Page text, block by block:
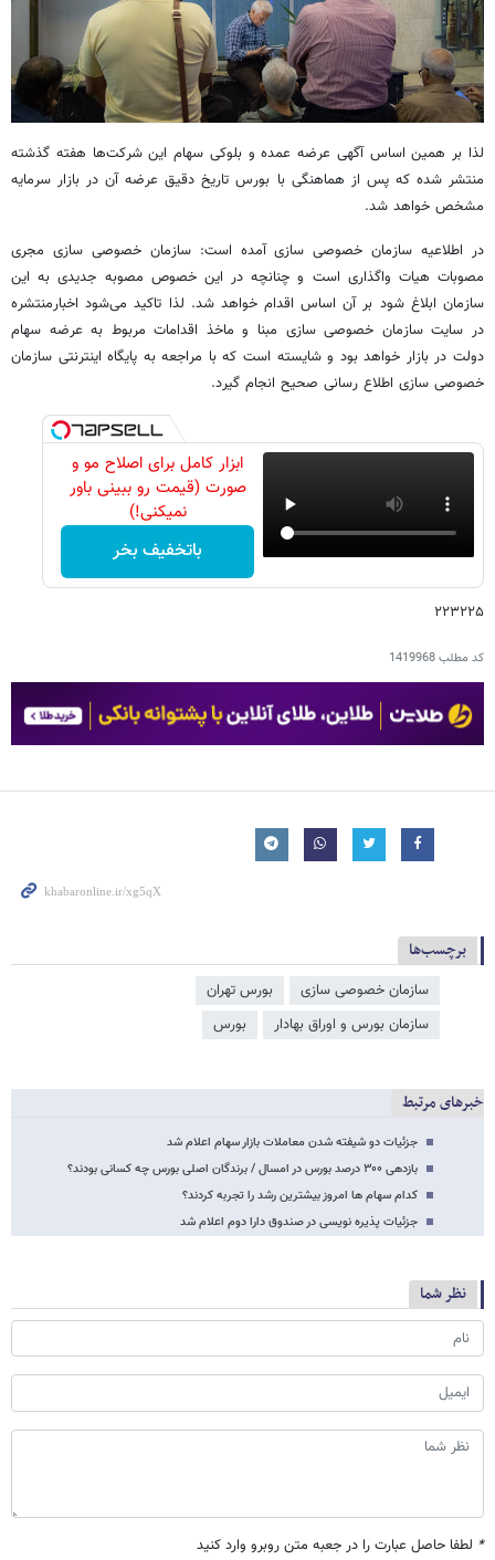
لذا بر همین اساس آگهی عرضه عمده و بلوکی سهام این شرکت‌ها هفته گذشته
منتشر شده که پس از هماهنگی با بورس تاریخ دقیق عرضه آن در بازار سرمایه
مشخص خواهد شد.
در اطلاعیه سازمان خصوصی سازی آمده است: سازمان خصوصی سازی مجری
مصوبات هیات واگذاری است و چنانچه در این خصوص مصوبه جدیدی به این
سازمان ابلاغ شود بر آن اساس اقدام خواهد شد. لذا تاکید می‌شود اخبارمنتشره
در سایت سازمان خصوصی سازی مبنا و ماخذ اقدامات مربوط به عرضه سهام
دولت در بازار خواهد بود و شایسته است که با مراجعه به پایگاه اینترنتی سازمان
خصوصی سازی اطلاع رسانی صحیح انجام گیرد.
ابزار کامل برای اصلاح مو و
صورت (قیمت رو ببینی باور
نمیکنی!)
باتخفیف بخر
۲۲۳۲۲۵
کد مطلب1419968
برچسب‌ها
سازمان خصوصی سازی
بورس تهران
سازمان بورس و اوراق بهادار
بورس
خبرهای مرتبط
جزئیات دو شیفته شدن معاملات بازار سهام اعلام شد
بازدهی ۳۰۰ درصد بورس در امسال / برندگان اصلی بورس چه کسانی بودند؟
کدام سهام ها امروز بیشترین رشد را تجربه کردند؟
جزئیات پذیره نویسی در صندوق دارا دوم اعلام شد
نظر شما
* لطفا حاصل عبارت را در جعبه متن روبرو وارد کنید